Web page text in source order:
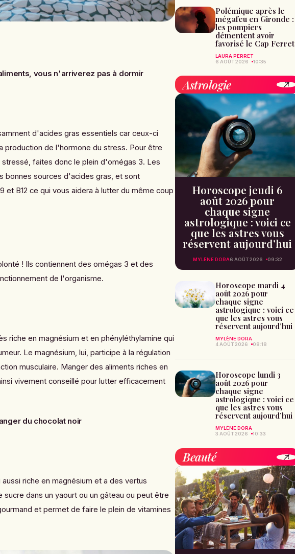
vous n'arriverez pas à dormir
d'acides gras essentiels car ceux-ci
production de l'hormone du stress. Pour être
faites donc le plein d'omégas 3. Les
bonnes sources d'acides gras, et sont
et B12 ce qui vous aidera à lutter du même coup
! Ils contiennent des omégas 3 et des
de l'organisme.
riche en magnésium et en phényléthylamine qui
Le magnésium, lui, participe à la régulation
musculaire. Manger des aliments riches en
vivement conseillé pour lutter efficacement
du chocolat noir
riche en magnésium et a des vertus
dans un yaourt ou un gâteau ou peut être
et permet de faire le plein de vitamines
Polémique après le
mégafeu en Gironde :
les pompiers
démentent avoir
favorisé le Cap Ferret
LAURA PERRET
6 AOÛT 2026
10:35
Astrologie
Horoscope jeudi 6
août 2026 pour
chaque signe
astrologique : voici ce
que les astres vous
réservent aujourd’hui
MYLÈNE DORA6 AOÛT 2026 09:32
Horoscope mardi 4
août 2026 pour
chaque signe
astrologique : voici ce
que les astres vous
réservent aujourd’hui
MYLÈNE DORA
4 AOÛT 2026
08:18
Horoscope lundi 3
août 2026 pour
chaque signe
astrologique : voici ce
que les astres vous
réservent aujourd’hui
MYLÈNE DORA
3 AOÛT 2026
10:33
Beauté